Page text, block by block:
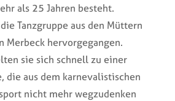
als 25 Jahren besteht.
Tanzgruppe aus den Müttern
Merbeck hervorgegangen.
sie sich schnell zu einer
die aus dem karnevalistischen
nicht mehr wegzudenken